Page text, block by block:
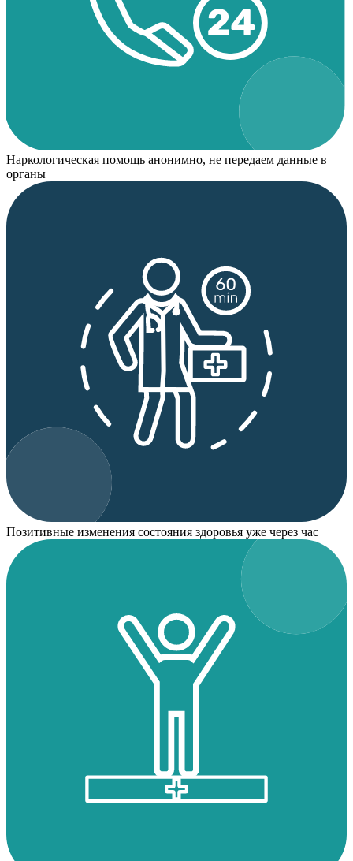
Наркологическая помощь анонимно, не передаем данные в
органы
Позитивные изменения состояния здоровья уже через час